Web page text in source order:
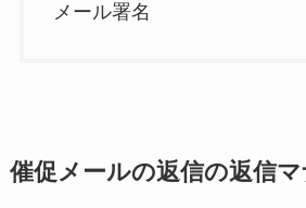
メール署名
催促メールの返信の返信